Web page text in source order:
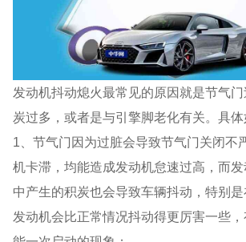
发动机抖动熄火最常见的原因就是节气
炭过多，或者是与引擎脚老化有关。具体
1、节气门因为过脏会导致节气门关闭不
机卡滞，均能造成发动机怠速过高，而
中产生的积炭也会导致车辆抖动，特别是
发动机会比正常情况抖动得更厉害一些